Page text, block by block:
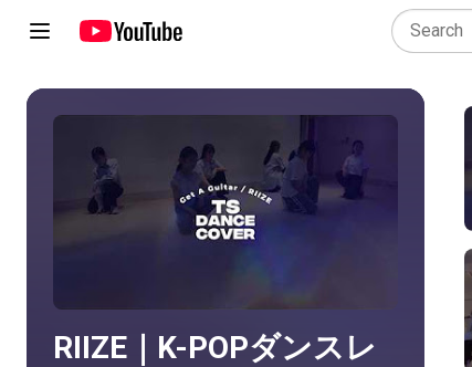
Play all
RIIZE｜K-POPダンスレ